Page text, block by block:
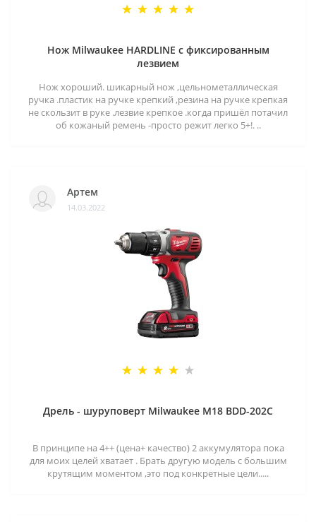
Нож Milwaukee HARDLINE с фиксированным
лезвием
Нож хороший. шикарный нож ,цельнометаллическая
ручка .пластик на ручке крепкий ,резина на ручке крепкая
не скользит в руке .лезвие крепкое .когда пришёл потачил
об кожаный ремень -просто режит легко 5+!. ..
Артем
14.03.2022
Дрель - шуруповерт Milwaukee M18 BDD-202C
В принципе на 4++ (цена+ качество) 2 аккумулятора пока
для моих целей хватает . Брать другую модель с большим
крутящим моментом ,это под конкретные цели.....